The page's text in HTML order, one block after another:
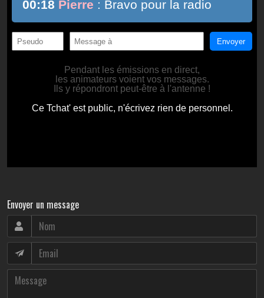
Envoyer un message